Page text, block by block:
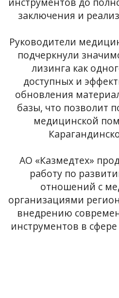
заключения и
Руководители
подчеркнули
лизинга как
доступных и
обновления
базы, что позволит
медицинской
АО «Казмедтех»
работу по
отношений с
организациями
внедрению
инструментов в